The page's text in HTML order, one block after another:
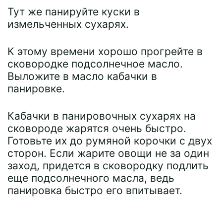
Тут же панируйте куски в
измельченных сухарях.
К этому времени хорошо прогрейте в
сковородке подсолнечное масло.
Выложите в масло кабачки в
панировке.
Кабачки в панировочных сухарях на
сковороде жарятся очень быстро.
Готовьте их до румяной корочки с двух
сторон. Если жарите овощи не за один
заход, придется в сковородку подлить
еще подсолнечного масла, ведь
панировка быстро его впитывает.